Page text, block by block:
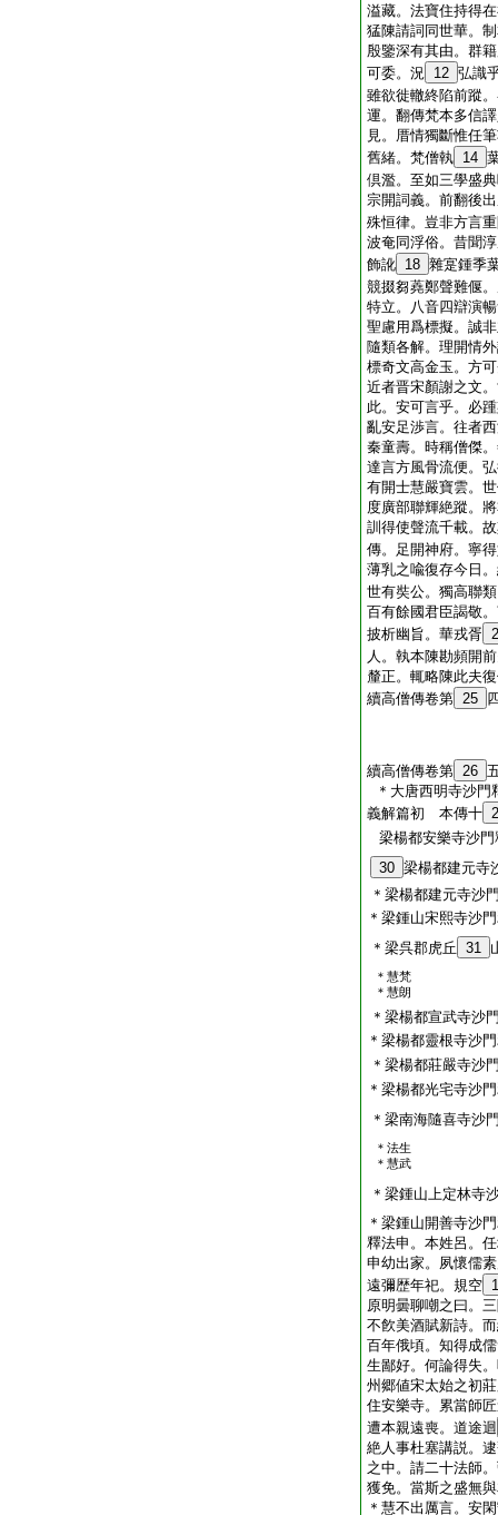
溢藏。法寶住持得
猛陳請詞同世華。
殷鑒深有其由。群
可委。況 12 弘識
雖欲徙轍終陷前蹤
運。翻傳梵本多信
見。厝情獨斷惟任
舊緒。梵僧執 14
倶濫。至如三學盛
宗開詞義。前翻後
殊恒律。豈非方言
波奄同浮俗。昔聞
飾訛 18 雜寔鍾季
競掇芻蕘鄭聲難偃
特立。八音四辯演
聖慮用爲標擬。誠
隨類各解。理開情
標奇文高金玉。方
近者晋宋顏謝之文
此。安可言乎。必
亂安足渉言。往者
秦童壽。時稱僧傑
達言方風骨流便。
有開士慧嚴寶雲。
度廣部聯輝絶蹤。
訓得使聲流千載。
傳。足開神府。寧
薄乳之喩復存今日
世有奘公。獨高聯
百有餘國君臣謁敬
披析幽旨。華戎胥
人。執本陳勘頻開
釐正。輒略陳此夫
續高僧傳卷第 25
續高僧傳卷第 26
＊大唐西明寺沙門
義解篇初 本傳十
梁楊都安樂寺沙
30 梁楊都建元寺
＊梁楊都建元寺沙
＊梁鍾山宋熙寺沙
＊梁呉郡虎丘 31
＊慧梵
＊慧朗
＊梁楊都宣武寺沙
＊梁楊都靈根寺沙
＊梁楊都莊嚴寺沙
＊梁楊都光宅寺沙
＊梁南海隨喜寺沙
＊法生
＊慧武
＊梁鍾山上定林寺
＊梁鍾山開善寺沙
釋法申。本姓呂。
申幼出家。夙懷儒
遠彌歴年祀。規空 1
原明曇聊嘲之曰。
不飮美酒賦新詩。
百年俄頃。知得成
生鄙好。何論得失
州郷値宋太始之初
住安樂寺。累當師
遭本親遠喪。道途迴
絶人事杜塞講説。
之中。請二十法師
獲免。當斯之盛無
＊慧不出厲言。安